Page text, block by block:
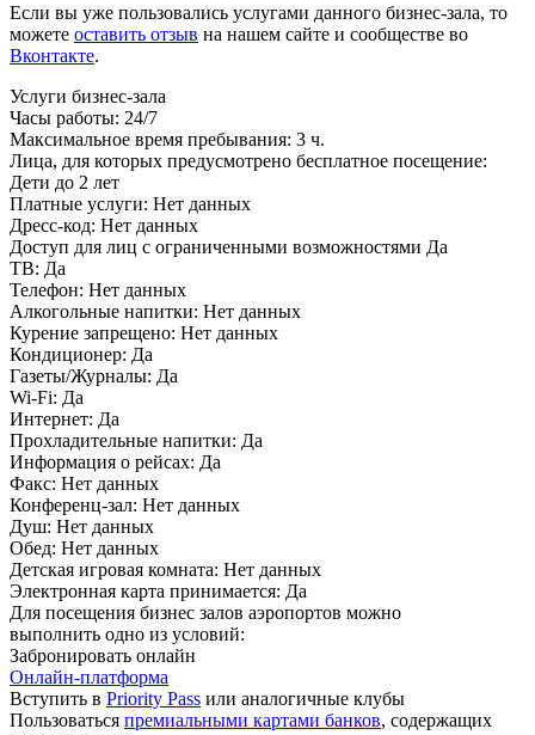
Если вы уже пользовались услугами данного бизнес-зала, то
можете оставить отзыв на нашем сайте и сообществе во
Вконтакте.
Услуги бизнес-зала
Часы работы: 24/7
Максимальное время пребывания: 3 ч.
Лица, для которых предусмотрено бесплатное посещение:
Дети до 2 лет
Платные услуги: Нет данных
Дресс-код: Нет данных
Доступ для лиц с ограниченными возможностями Да
ТВ: Да
Телефон: Нет данных
Алкогольные напитки: Нет данных
Курение запрещено: Нет данных
Кондиционер: Да
Газеты/Журналы: Да
Wi-Fi: Да
Интернет: Да
Прохладительные напитки: Да
Информация о рейсах: Да
Факс: Нет данных
Конференц-зал: Нет данных
Душ: Нет данных
Обед: Нет данных
Детская игровая комната: Нет данных
Электронная карта принимается: Да
Для посещения бизнес залов аэропортов можно
выполнить одно из условий:
Забронировать онлайн
Онлайн-платформа
Вступить в Priority Pass или аналогичные клубы
Пользоваться премиальными картами банков, содержащих